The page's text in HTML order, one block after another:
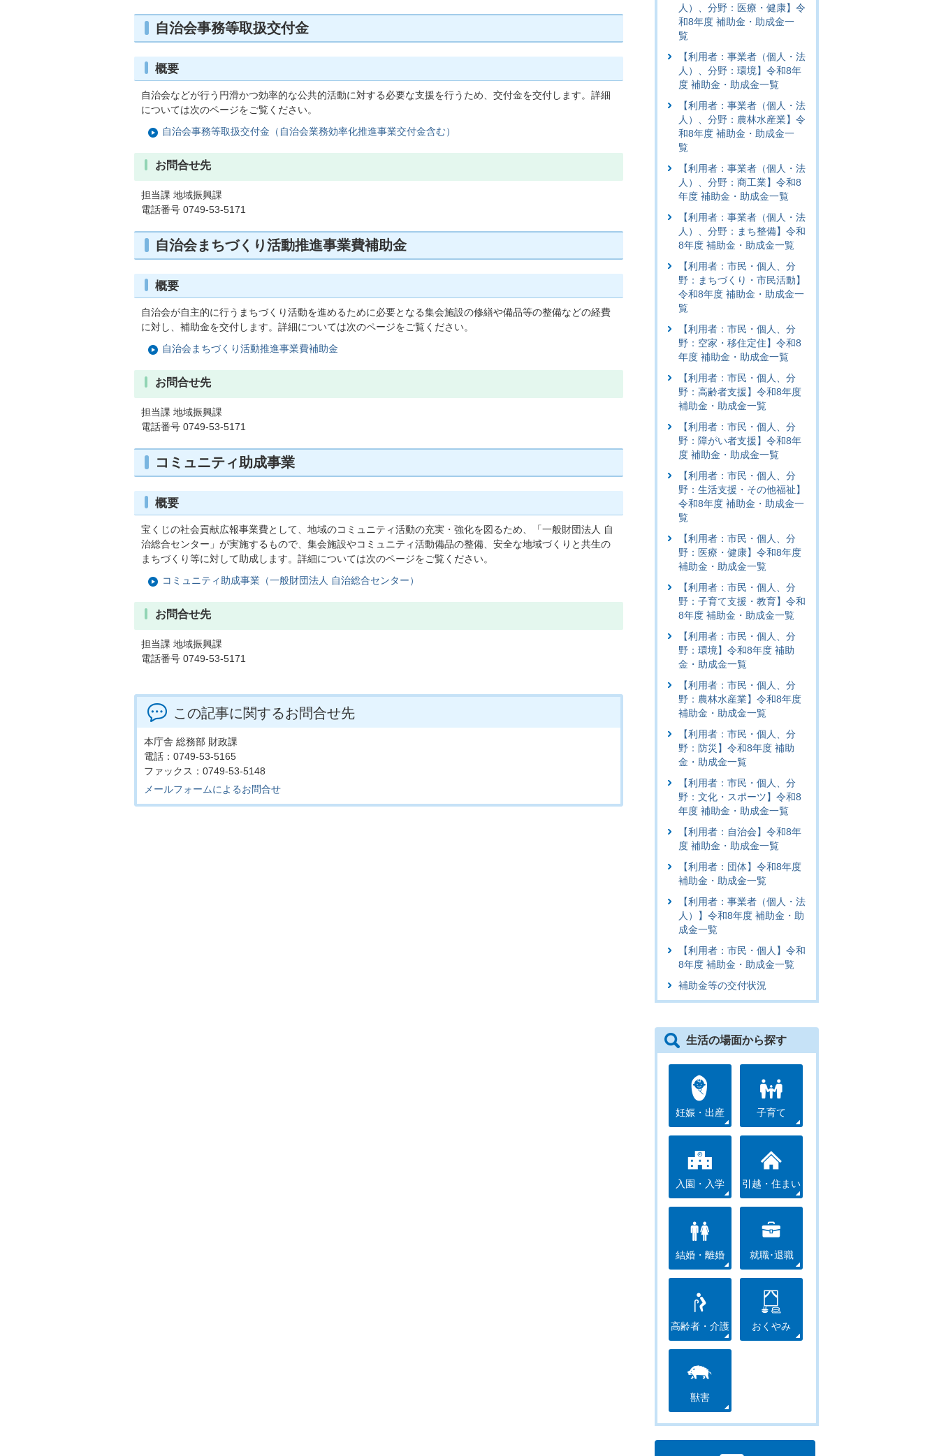
自治会事務等取扱交付金
概要
自治会などが行う円滑かつ効率的な公共的活動に対する必要な支援を行うため、交付金を交付します。詳細
については次のページをご覧ください。
自治会事務等取扱交付金（自治会業務効率化推進事業交付金含む）
お問合せ先
担当課 地域振興課
電話番号 0749-53-5171
自治会まちづくり活動推進事業費補助金
概要
自治会が自主的に行うまちづくり活動を進めるために必要となる集会施設の修繕や備品等の整備などの経費
に対し、補助金を交付します。詳細については次のページをご覧ください。
自治会まちづくり活動推進事業費補助金
お問合せ先
担当課 地域振興課
電話番号 0749-53-5171
コミュニティ助成事業
概要
宝くじの社会貢献広報事業費として、地域のコミュニティ活動の充実・強化を図るため、「一般財団法人 自
治総合センター」が実施するもので、集会施設やコミュニティ活動備品の整備、安全な地域づくりと共生の
まちづくり等に対して助成します。詳細については次のページをご覧ください。
コミュニティ助成事業（一般財団法人 自治総合センター）
お問合せ先
担当課 地域振興課
電話番号 0749-53-5171
この記事に関するお問合せ先
本庁舎 総務部 財政課
電話：0749-53-5165
ファックス：0749-53-5148
メールフォームによるお問合せ
人）、分野：医療・健康】令
和8年度 補助金・助成金一
覧
【利用者：事業者（個人・法
人）、分野：環境】令和8年
度 補助金・助成金一覧
【利用者：事業者（個人・法
人）、分野：農林水産業】令
和8年度 補助金・助成金一
覧
【利用者：事業者（個人・法
人）、分野：商工業】令和8
年度 補助金・助成金一覧
【利用者：事業者（個人・法
人）、分野：まち整備】令和
8年度 補助金・助成金一覧
【利用者：市民・個人、分
野：まちづくり・市民活動】
令和8年度 補助金・助成金一
覧
【利用者：市民・個人、分
野：空家・移住定住】令和8
年度 補助金・助成金一覧
【利用者：市民・個人、分
野：高齢者支援】令和8年度
補助金・助成金一覧
【利用者：市民・個人、分
野：障がい者支援】令和8年
度 補助金・助成金一覧
【利用者：市民・個人、分
野：生活支援・その他福祉】
令和8年度 補助金・助成金一
覧
【利用者：市民・個人、分
野：医療・健康】令和8年度
補助金・助成金一覧
【利用者：市民・個人、分
野：子育て支援・教育】令和
8年度 補助金・助成金一覧
【利用者：市民・個人、分
野：環境】令和8年度 補助
金・助成金一覧
【利用者：市民・個人、分
野：農林水産業】令和8年度
補助金・助成金一覧
【利用者：市民・個人、分
野：防災】令和8年度 補助
金・助成金一覧
【利用者：市民・個人、分
野：文化・スポーツ】令和8
年度 補助金・助成金一覧
【利用者：自治会】令和8年
度 補助金・助成金一覧
【利用者：団体】令和8年度
補助金・助成金一覧
【利用者：事業者（個人・法
人）】令和8年度 補助金・助
成金一覧
【利用者：市民・個人】令和
8年度 補助金・助成金一覧
補助金等の交付状況
生活の場面から探す
妊娠・出産 子育て
入園・入学 引越・住まい
結婚・離婚 就職･退職
高齢者・介護 おくやみ
獣害